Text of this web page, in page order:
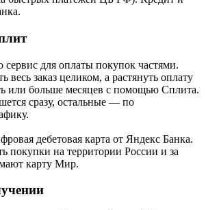
для оплаты покупок частями.
весь заказ целиком, а растянуть оплату
или больше месяцев с помощью Сплита.
сразу, остальные — по
дебетовая карта от Яндекс Банка.
покупки на территории России и за
карту Мир.